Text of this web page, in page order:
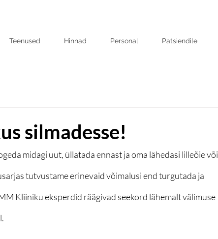
Teenused Hinnad Personal Patsiendile
silmadesse!
midagi uut, üllatada ennast ja oma lähedasi lilleõie või
tutvustame erinevaid võimalusi end turgutada ja
Kliiniku eksperdid räägivad seekord lähemalt välimuse